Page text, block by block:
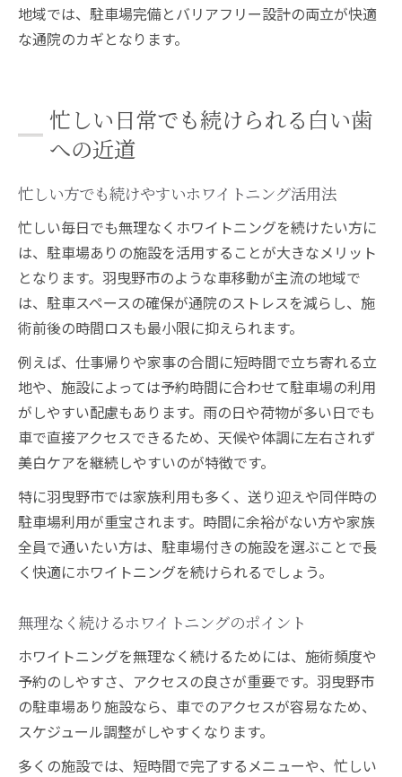
地域では、駐車場完備とバリアフリー設計の両立が快適
な通院のカギとなります。
忙しい日常でも続けられる白い歯
への近道
忙しい方でも続けやすいホワイトニング活用法
忙しい毎日でも無理なくホワイトニングを続けたい方に
は、駐車場ありの施設を活用することが大きなメリット
となります。羽曳野市のような車移動が主流の地域で
は、駐車スペースの確保が通院のストレスを減らし、施
術前後の時間ロスも最小限に抑えられます。
例えば、仕事帰りや家事の合間に短時間で立ち寄れる立
地や、施設によっては予約時間に合わせて駐車場の利用
がしやすい配慮もあります。雨の日や荷物が多い日でも
車で直接アクセスできるため、天候や体調に左右されず
美白ケアを継続しやすいのが特徴です。
特に羽曳野市では家族利用も多く、送り迎えや同伴時の
駐車場利用が重宝されます。時間に余裕がない方や家族
全員で通いたい方は、駐車場付きの施設を選ぶことで長
く快適にホワイトニングを続けられるでしょう。
無理なく続けるホワイトニングのポイント
ホワイトニングを無理なく続けるためには、施術頻度や
予約のしやすさ、アクセスの良さが重要です。羽曳野市
の駐車場あり施設なら、車でのアクセスが容易なため、
スケジュール調整がしやすくなります。
多くの施設では、短時間で完了するメニューや、忙しい